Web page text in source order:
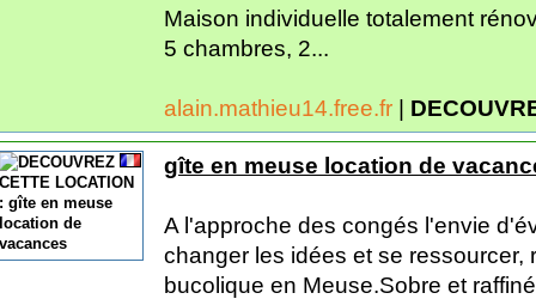
Maison individuelle totalement
5 chambres, 2...
alain.mathieu14.free.fr |
gîte en meuse location de
A l'approche des congés l'envie
changer les idées et se
bucolique en Meuse.Sobre et